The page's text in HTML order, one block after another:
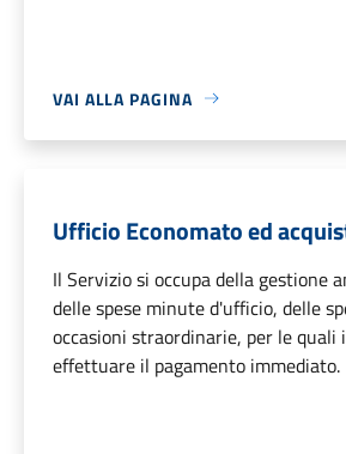
VAI ALLA PAGINA
Ufficio Economato ed
Il Servizio si occupa della gestione
delle spese minute d'ufficio, delle
occasioni straordinarie, per le quali
effettuare il pagamento immediato.